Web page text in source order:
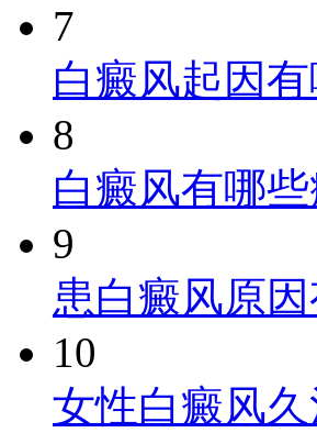
7
白癜风起因
8
白癜风有哪
9
患白癜风原
10
女性白癜风